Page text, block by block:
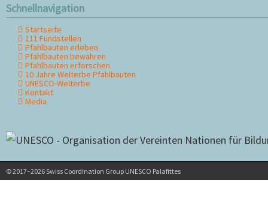
Schnellnavigation
Navigation
überspringen
Startseite
111 Fundstellen
Pfahlbauten erleben
Pfahlbauten bewahren
Pfahlbauten erforschen
10 Jahre Welterbe Pfahlbauten
UNESCO-Welterbe
Kontakt
Media
© 2017–2026 Swiss Coordination Group UNESCO Palafittes